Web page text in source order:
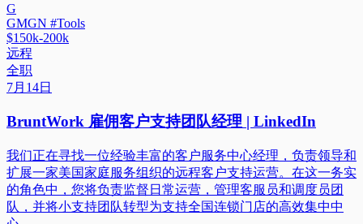
G
GMGN #Tools
$150k-200k
远程
全职
7月14日
BruntWork 雇佣客户支持团队经理 | LinkedIn
我们正在寻找一位经验丰富的客户服务中心经理，负责领导和
扩展一家美国家庭服务组织的远程客户支持运营。在这一务实
的角色中，您将负责监督日常运营，管理客服员和调度员团
队，并将小支持团队转型为支持全国连锁门店的高效集中中